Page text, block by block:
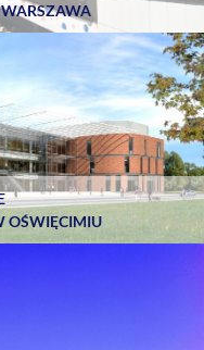
OŚWIĘCIMIU